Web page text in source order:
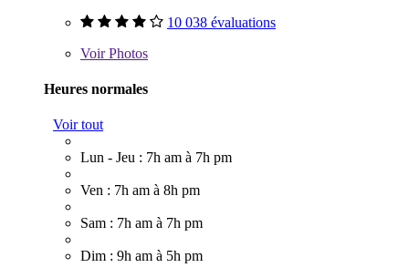
10 038 évaluations
VoirPhotos
Heures normales
Voir tout
Lun - Jeu : 7h am à 7h pm
Ven : 7h am à 8h pm
Sam : 7h am à 7h pm
Dim : 9h am à 5h pm